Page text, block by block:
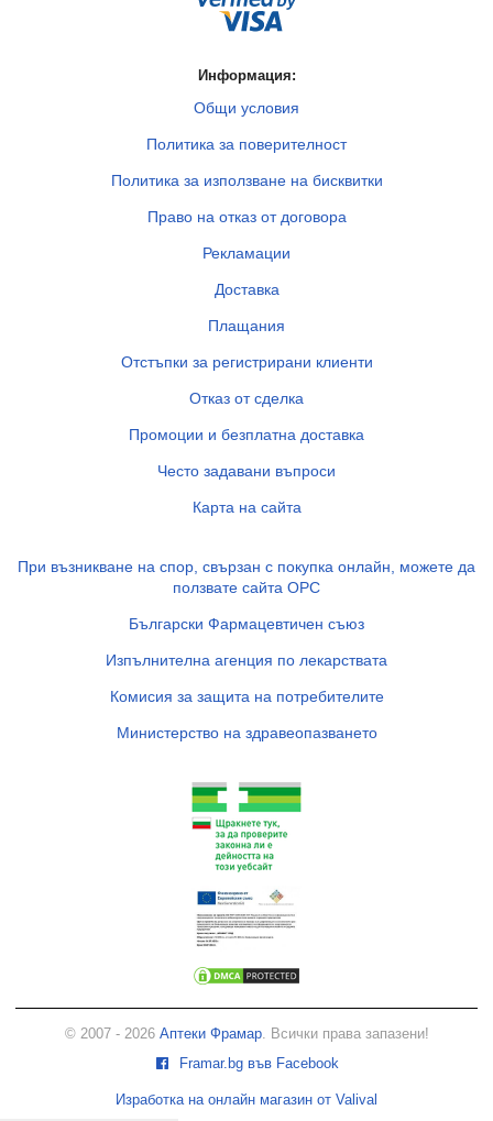
Информация:
Общи условия
Политика за поверителност
Политика за използване на бисквитки
Право на отказ от договора
Рекламации
Доставка
Плащания
Отстъпки за регистрирани клиенти
Отказ от сделка
Промоции и безплатна доставка
Често задавани въпроси
Карта на сайта
При възникване на спор, свързан с покупка онлайн, можете да
ползвате сайта ОРС
Български Фармацевтичен съюз
Изпълнителна агенция по лекарствата
Комисия за защита на потребителите
Министерство на здравеопазването
© 2007 - 2026 Аптеки Фрамар. Всички права запазени!
Framar.bg във Facebook
Изработка на онлайн магазин от Valival